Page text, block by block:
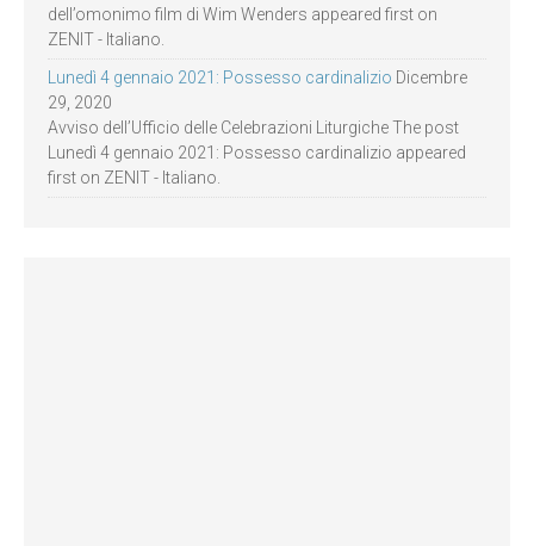
dell’omonimo film di Wim Wenders appeared first on
ZENIT - Italiano.
Lunedì 4 gennaio 2021: Possesso cardinalizio Dicembre
29, 2020
Avviso dell’Ufficio delle Celebrazioni Liturgiche The post
Lunedì 4 gennaio 2021: Possesso cardinalizio appeared
first on ZENIT - Italiano.